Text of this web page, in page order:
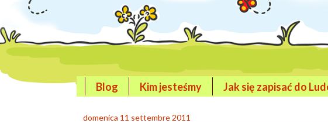
Blog Kim jesteśmy Jak się zapisać do
domenica 11 settembre 2011